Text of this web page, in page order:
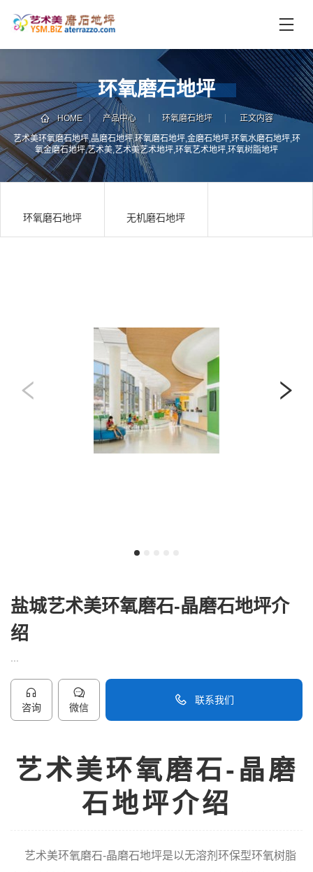
页
分
类
联
系
我
们
电
话
咨
询
环氧磨石地坪
HOME 产品中心 环氧磨石地坪 正文内容
艺术美环氧磨石地坪,晶磨石地坪,环氧磨石地坪,金磨石地坪,环氧水磨石地坪,环
氧金磨石地坪,艺术美,艺术美艺术地坪,环氧艺术地坪,环氧树脂地坪
环氧磨石地坪 无机磨石地坪
盐城艺术美环氧磨石-晶磨石地坪介
绍
咨询 微信
联系我们
艺术美环氧磨石-晶磨
石地坪介绍
艺术美环氧磨石-晶磨石地坪是以无溶剂环保型环氧树脂